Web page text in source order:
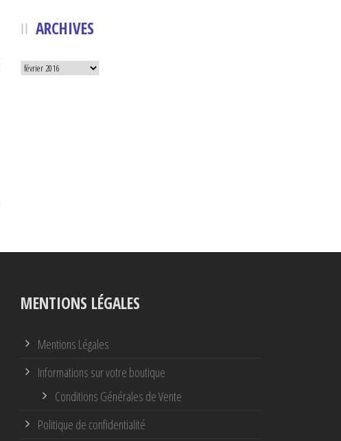
ARCHIVES
Archives
MENTIONS LÉGALES
Mentions Légales
Informations sur votre boutique
Conditions Générales de Vente
Politique de confidentialité